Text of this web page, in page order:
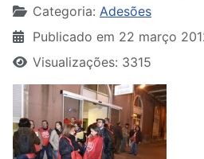
Categoria: Adesões
Publicado em 22 março
Visualizações: 3315